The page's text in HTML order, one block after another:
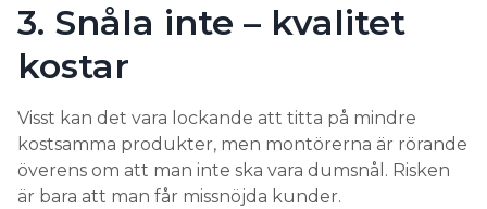
3. Snåla inte – kvalitet
kostar
Visst kan det vara lockande att titta på mindre
kostsamma produkter, men montörerna är rörande
överens om att man inte ska vara dumsnål. Risken
är bara att man får missnöjda kunder.